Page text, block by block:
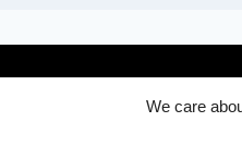
We care